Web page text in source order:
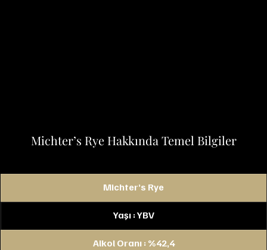
Michter’s Rye Hakkında Temel Bilgiler
Michter’s Rye
Yaşı : YBV
Alkol Oranı : %42,4